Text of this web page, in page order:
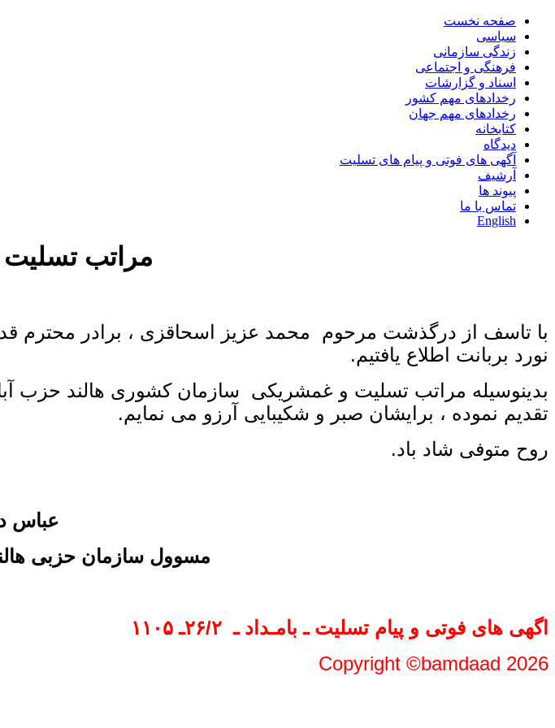
صفحه نخست
سیاسی
زندگی سازمانی
فرهنگی و اجتماعی
اسناد و گزارشات
رخدادهای مهم کشور
رخدادهای مهم جهان
کتابخانه
دیدگاه
آگهی های فوتی و پیام های تسلیت
آرشیف
پیوند ها
تماس با ما
English
مراتب
با تاسف از درگذشت مرحوم محمد عزیز اسحاقزی ، برادر محترم
نورد بربانت اطلاع یافتیم.
بدینوسیله مراتب تسلیت و غمشریکی سازمان کشوری هالند حزب
تقدیم نموده ، برایشان صبر و شکیبایی آرزو می نمایم.
روح متوفی شاد باد.
عباس
مسوول سازمان حزبی
اگهی های فوتی و پیام تسلیت ـ بامـداد ـ
Copyright ©bamdaad 2026